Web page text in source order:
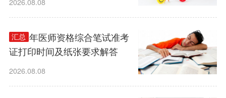
2026.08.08
汇总
2026年医师资格综合笔试准考
证打印时间及纸张要求解答
2026.08.08